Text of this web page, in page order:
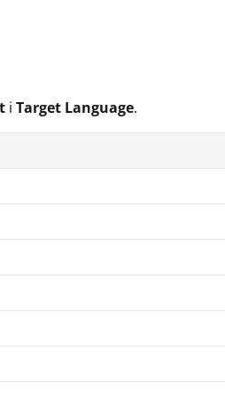
i Target Language.